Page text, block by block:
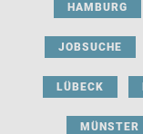
HAMBURG
JOBSUCHE
LÜBECK
MÜNSTER